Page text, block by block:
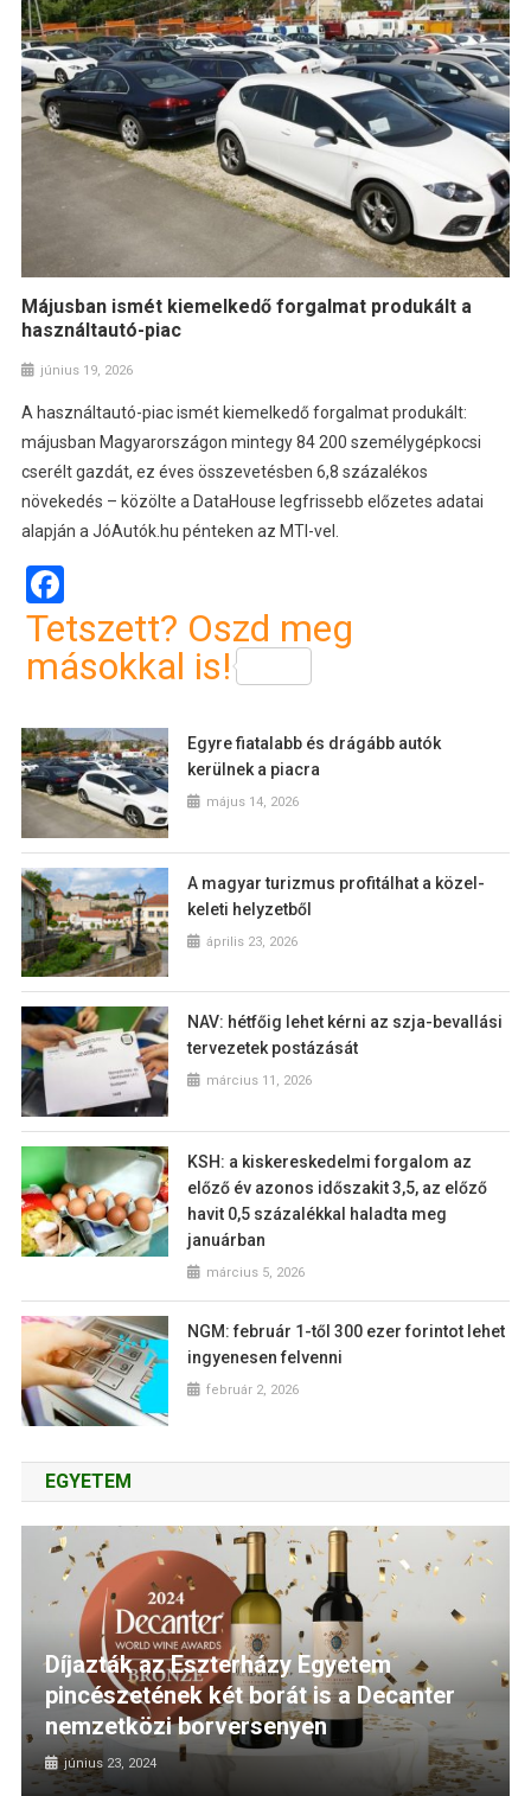
Májusban ismét kiemelkedő forgalmat produkált a
használtautó-piac
június 19, 2026
A használtautó-piac ismét kiemelkedő forgalmat produkált:
májusban Magyarországon mintegy 84 200 személygépkocsi
cserélt gazdát, ez éves összevetésben 6,8 százalékos
növekedés – közölte a DataHouse legfrissebb előzetes adatai
alapján a JóAutók.hu pénteken az MTI-vel.
Facebook
Tetszett? Oszd meg
másokkal is!
Egyre fiatalabb és drágább autók
kerülnek a piacra
május 14, 2026
A magyar turizmus profitálhat a közel-
keleti helyzetből
április 23, 2026
NAV: hétfőig lehet kérni az szja-bevallási
tervezetek postázását
március 11, 2026
KSH: a kiskereskedelmi forgalom az
előző év azonos időszakit 3,5, az előző
havit 0,5 százalékkal haladta meg
januárban
március 5, 2026
NGM: február 1-től 300 ezer forintot lehet
ingyenesen felvenni
február 2, 2026
EGYETEM
Díjazták az Eszterházy Egyetem
pincészetének két borát is a Decanter
nemzetközi borversenyen
június 23, 2024